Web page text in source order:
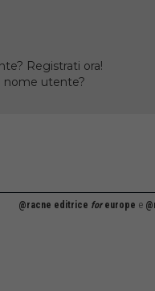
Registrati ora!
nome utente?
@racne editrice foreurope e